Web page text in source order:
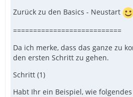
Zurück zu den Basics - Neustart
===========================
Da ich merke, dass das ganze zu
den ersten Schritt zu gehen.
Schritt (1)
Habt Ihr ein Beispiel, wie